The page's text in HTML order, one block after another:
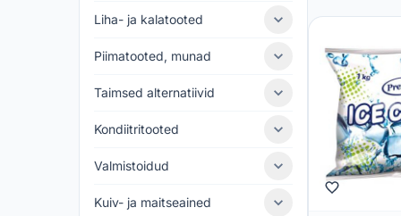
Liha- ja kalatooted
Piimatooted, munad
Taimsed alternatiivid
Kondiitritooted
Valmistoidud
Kuiv- ja maitseained